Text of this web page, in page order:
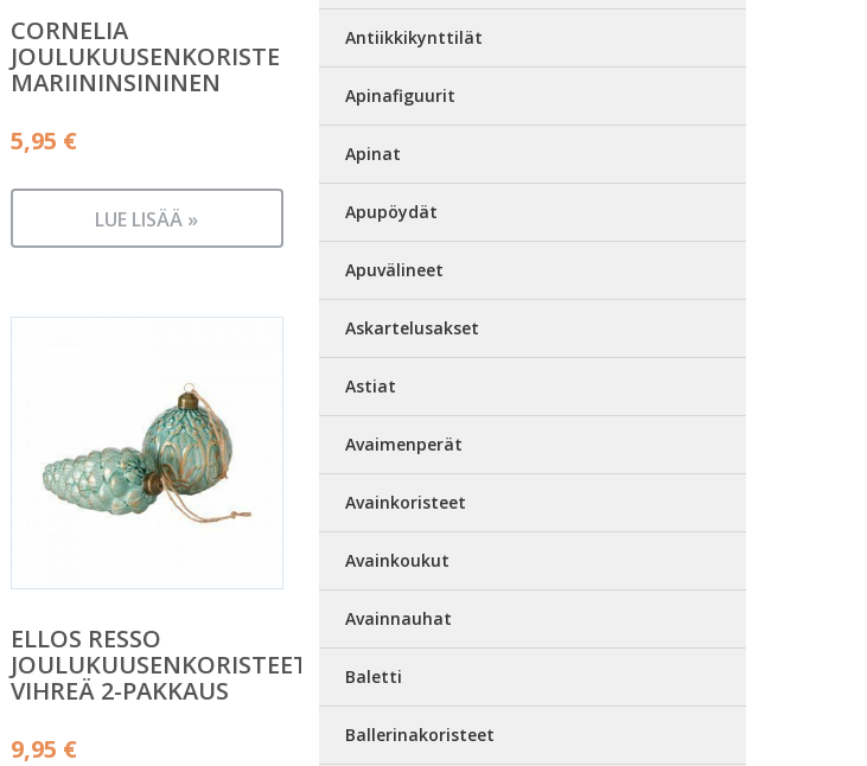
CORNELIA
JOULUKUUSENKORISTE
MARIININSININEN
5,95 €
LUE LISÄÄ »
ELLOS RESSO
JOULUKUUSENKORISTEET
VIHREÄ 2-PAKKAUS
9,95 €
Antiikkikynttilät
Apinafiguurit
Apinat
Apupöydät
Apuvälineet
Askartelusakset
Astiat
Avaimenperät
Avainkoristeet
Avainkoukut
Avainnauhat
Baletti
Ballerinakoristeet